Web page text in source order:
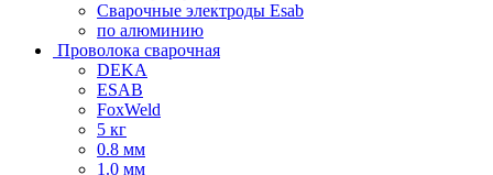
Сварочные электроды Esab
по алюминию
Проволока сварочная
DEKA
ESAB
FoxWeld
5 кг
0.8 мм
1.0 мм